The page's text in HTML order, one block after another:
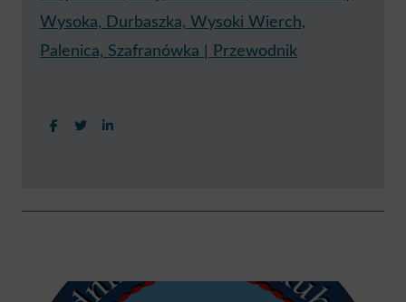
Wysoka, Durbaszka, Wysoki Wierch,
Palenica, Szafranówka | Przewodnik